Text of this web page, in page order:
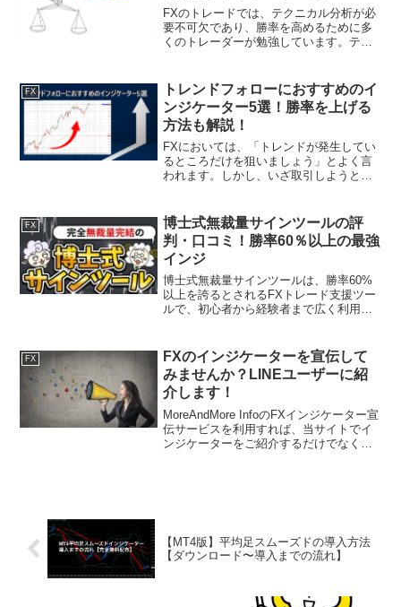
FXのトレードでは、テクニカル分析が必
要不可欠であり、勝率を高めるために多
くのトレーダーが勉強しています。テク
す。通貨強弱は、簡単に説明すると『ど
の通貨が強く、どの通貨が...
FX
トレンドフォローにおすすめのイ
ンジケーター5選！勝率を上げる
方法も解説！
FXにおいては、「トレンドが発生してい
るところだけを狙いましょう」とよく言
われます。しかし、いざ取引しようと思
はないでしょうか。トレードが上手い人
であれば、ろうそく足だ...
FX
博士式無裁量サインツールの評
判・口コミ！勝率60％以上の最強
インジ
博士式無裁量サインツールは、勝率60%
以上を誇るとされるFXトレード支援ツー
ルで、初心者から経験者まで広く利用さ
り、ツールを活用することで裁量不要で
一定の勝率を確保...
FX
FXのインジケーターを宣伝して
みませんか？LINEユーザーに紹
介します！
MoreAndMore InfoのFXインジケーター宣
伝サービスを利用すれば、当サイトでイ
ンジケーターをご紹介するだけでなく、
【MT4版】平均足スムーズドの導入方法
【ダウンロード〜導入までの流れ】